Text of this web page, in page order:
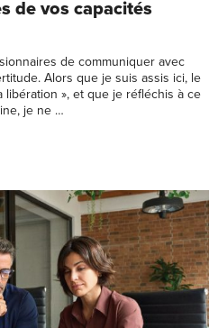
de vos capacités
de communiquer avec
Alors que je suis assis ici, le
libération », et que je réfléchis à ce
je ne …